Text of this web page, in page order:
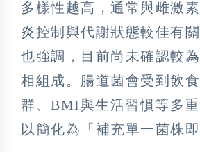
多樣性越高，通常與雌激
炎控制與代謝狀態較佳有
也強調，目前尚未確認較
相組成。腸道菌會受到飲
群、BMI與生活習慣等多
以簡化為「補充單一菌株即